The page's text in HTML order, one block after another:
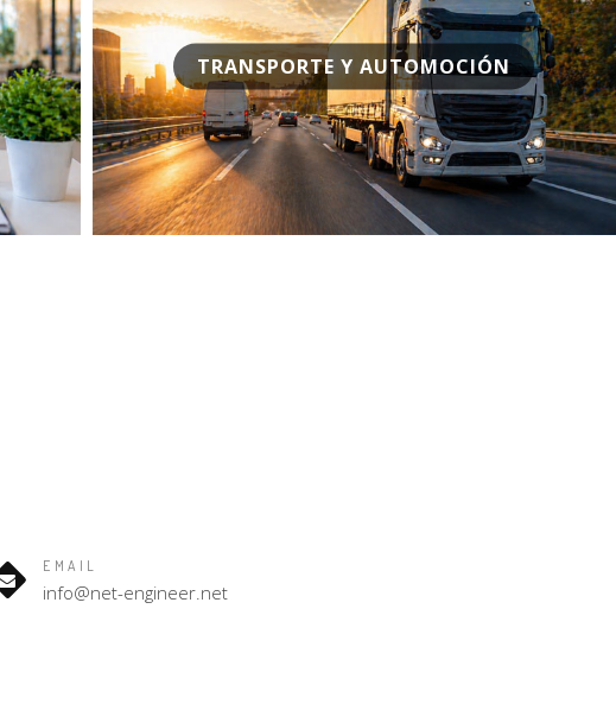
TRANSPORTE Y AUTOMOCIÓN
EMAIL
info@net-engineer.net